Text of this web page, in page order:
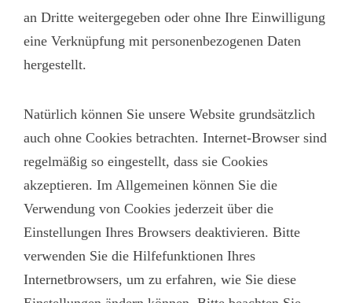
an Dritte weitergegeben oder ohne Ihre Einwilligung
eine Verknüpfung mit personenbezogenen Daten
hergestellt.
Natürlich können Sie unsere Website grundsätzlich
auch ohne Cookies betrachten. Internet-Browser sind
regelmäßig so eingestellt, dass sie Cookies
akzeptieren. Im Allgemeinen können Sie die
Verwendung von Cookies jederzeit über die
Einstellungen Ihres Browsers deaktivieren. Bitte
verwenden Sie die Hilfefunktionen Ihres
Internetbrowsers, um zu erfahren, wie Sie diese